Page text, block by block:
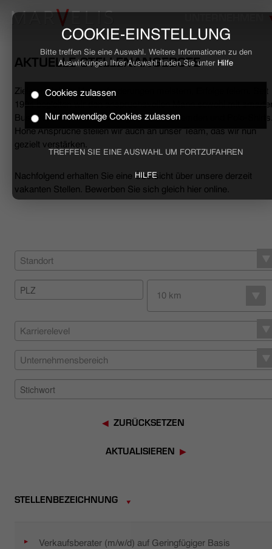
COOKIE-EINSTELLUNG
Bitte treffen Sie eine Auswahl. Weitere Informationen zu den
Auswirkungen Ihrer Auswahl finden Sie unter Hilfe
Cookies zulassen
Nur notwendige Cookies zulassen
TREFFEN SIE EINE AUSWAHL UM FORTZUFAHREN
HILFE
HOME
BUSINESS
UNTERNEHMEN
NACHHALTIGKEIT
HÄNDLERSUCHE
AKTUELLE STELLENANGEBOTE
Ziele erreichen, Herausforderungen meistern, Erfolge feiern. Seit
1994 begleiten wir den anspruchsvollen Mann sowohl mit
Business- als auch mit lässigen Casual-Hemden und Polo-
Hohe Ansprüche stellen wir auch an unser Team, das wir nun
gezielt verstärken.
Nachfolgend erhalten Sie eine Übersicht über unsere derzeit
vakanten Stellen. Bewerben Sie sich gleich hier online.
Standort
10 km
Karrierelevel
Unternehmensbereich
ZURÜCKSETZEN
AKTUALISIEREN
STELLENBEZEICHNUNG
Verkaufsberater (m/w/d) auf Geringfügiger Basis